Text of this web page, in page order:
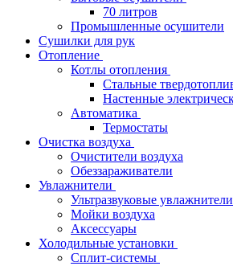
70 литров
Промышленные осушители
Сушилки для рук
Отопление
Котлы отопления
Стальные
Настенные
Автоматика
Термостаты
Очистка воздуха
Очистители воздуха
Обеззараживатели
Увлажнители
Ультразвуковые увлажнители
Мойки воздуха
Аксессуары
Холодильные установки
Сплит-системы